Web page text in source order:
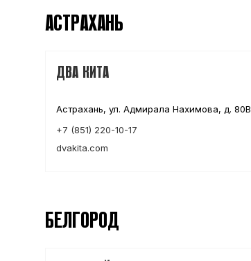
АСТРАХАНЬ
ДВА КИТА
Астрахань, ул. Адмирала Нахимова, д. 80В
+7 (851) 220-10-17
dvakita.com
БЕЛГОРОД